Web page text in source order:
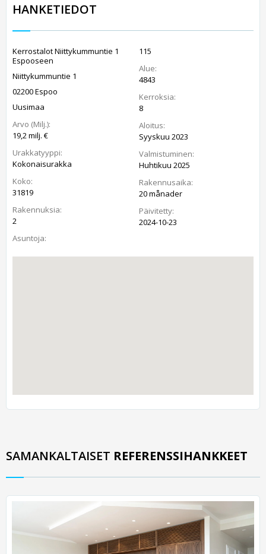
HANKETIEDOT
Kerrostalot Niittykummuntie 1
Espooseen
Niittykummuntie 1
02200 Espoo
Uusimaa
Arvo (Milj.):
19,2 milj. €
Urakkatyyppi:
Kokonaisurakka
Koko:
31819
Rakennuksia:
2
Asuntoja:
115
Alue:
4843
Kerroksia:
8
Aloitus:
Syyskuu 2023
Valmistuminen:
Huhtikuu 2025
Rakennusaika:
20 månader
Päivitetty:
2024-10-23
SAMANKALTAISET REFERENSSIHANKKEET